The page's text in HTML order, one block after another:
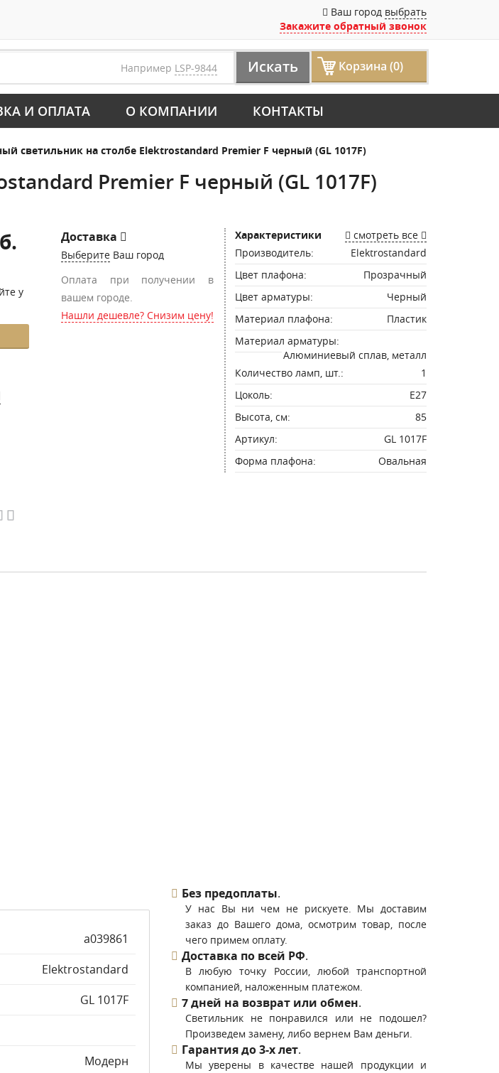
Ваш город выбрать
Закажите обратный звонок
Например LSP-9844 Искать Корзина (0)
И ОПЛАТА О КОМПАНИИ КОНТАКТЫ
светильник на столбе Elektrostandard Premier F черный (GL 1017F)
Premier F черный (GL 1017F)
у
Доставка
Выберите Ваш город
Оплата при получении в
вашем городе.
Нашли дешевле? Снизим цену!
Характеристики
смотреть все
Производитель:
Elektrostandard
Цвет плафона:
Прозрачный
Цвет арматуры:
Черный
Материал плафона:
Пластик
Материал арматуры:
Алюминиевый сплав, металл
Количество ламп, шт.:
1
Цоколь:
E27
Высота, см:
85
Артикул:
GL 1017F
Форма плафона:
Овальная
a039861
Elektrostandard
GL 1017F
Модерн
Без предоплаты.
У нас Вы ни чем не рискуете. Мы доставим
заказ до Вашего дома, осмотрим товар, после
чего примем оплату.
Доставка по всей РФ.
В любую точку России, любой транспортной
компанией, наложенным платежом.
7 дней на возврат или обмен.
Светильник не понравился или не подошел?
Произведем замену, либо вернем Вам деньги.
Гарантия до 3-х лет.
Мы уверены в качестве нашей продукции и